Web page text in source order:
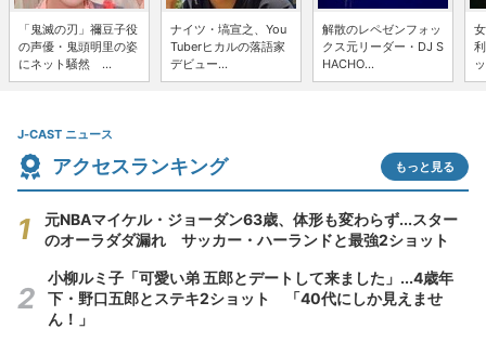
「鬼滅の刃」禰豆子役
の声優・鬼頭明里の姿
にネット騒然 ...
ナイツ・塙宣之、You
Tuberヒカルの落語家
デビュー...
解散のレペゼンフォッ
クス元リーダー・DJ S
HACHO...
J-CAST ニュース
アクセスランキング もっと見る
元NBAマイケル・ジョーダン63歳、体形も変わらず...スター
のオーラダダ漏れ サッカー・ハーランドと最強2ショット
小柳ルミ子「可愛い弟 五郎とデートして来ました」...4歳年
下・野口五郎とステキ2ショット 「40代にしか見えませ
ん！」